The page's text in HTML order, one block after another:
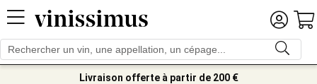
Livraison offerte à partir de 200 €